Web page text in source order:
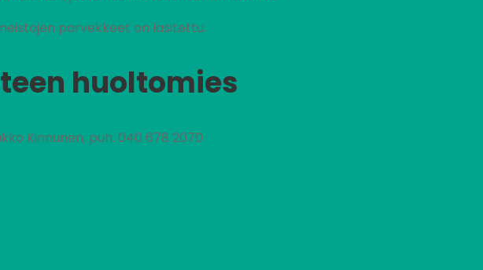
parvekkeet on lasitettu.
huoltomies
Kinnunen, puh. 040 678 2070